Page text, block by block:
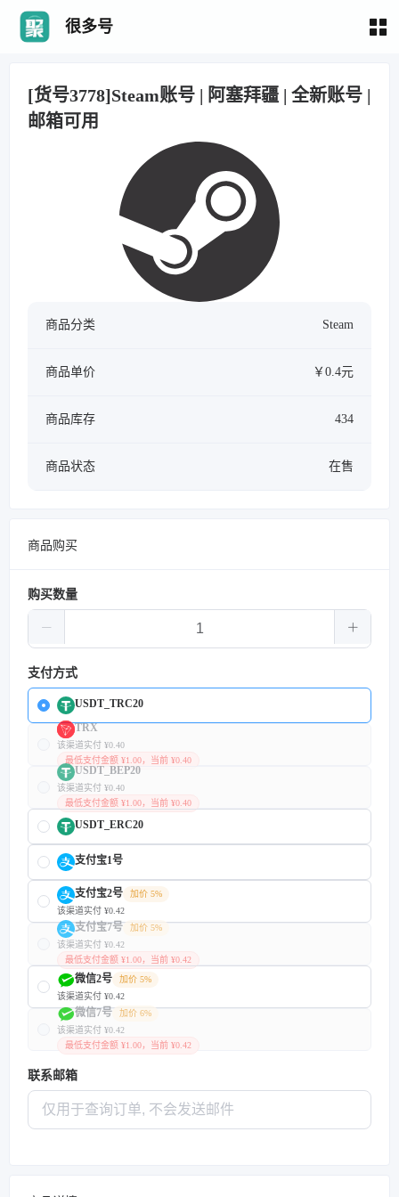
很多号
[货号3778]Steam账号 | 阿塞拜疆 | 全新账号 |
邮箱可用
商品分类 Steam
商品单价 ￥0.4元
商品库存 434
商品状态 在售
商品购买
购买数量
支付方式
USDT_TRC20
TRX
该渠道实付 ¥0.40
最低支付金额 ¥1.00，当前 ¥0.40
USDT_BEP20
该渠道实付 ¥0.40
最低支付金额 ¥1.00，当前 ¥0.40
USDT_ERC20
支付宝1号
支付宝2号
加价 5%
该渠道实付 ¥0.42
支付宝7号
加价 5%
该渠道实付 ¥0.42
最低支付金额 ¥1.00，当前 ¥0.42
微信2号
加价 5%
该渠道实付 ¥0.42
微信7号
加价 6%
该渠道实付 ¥0.42
最低支付金额 ¥1.00，当前 ¥0.42
联系邮箱